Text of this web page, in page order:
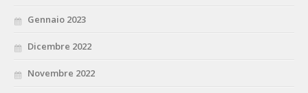
Gennaio 2023
Dicembre 2022
Novembre 2022